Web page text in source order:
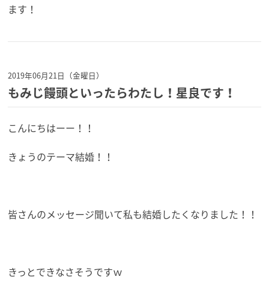
ます！
2019年06月21日（金曜日）
もみじ饅頭といったらわたし！星良です！
こんにちはーー！！
きょうのテーマ結婚！！
皆さんのメッセージ聞いて私も結婚したくなりました！！
きっとできなさそうですｗ